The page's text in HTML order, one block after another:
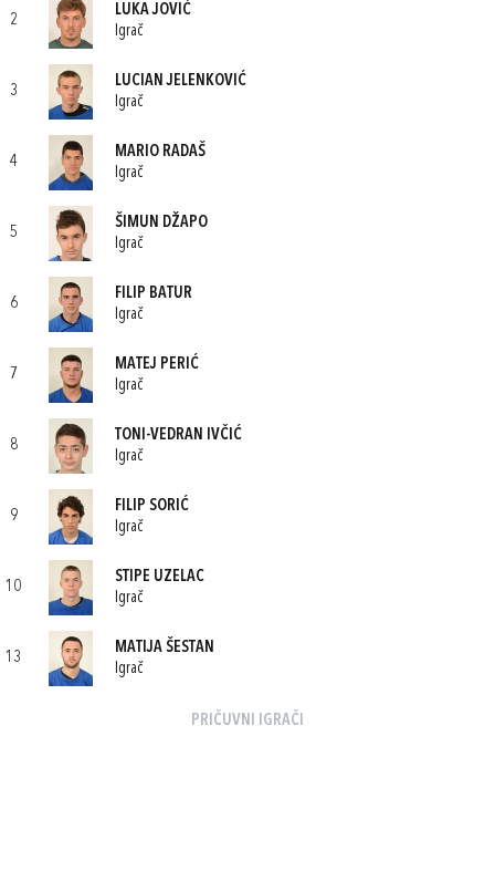
2
LUKA JOVIĆ
Igrač
3
LUCIAN JELENKOVIĆ
Igrač
4
MARIO RADAŠ
Igrač
5
ŠIMUN DŽAPO
Igrač
6
FILIP BATUR
Igrač
7
MATEJ PERIĆ
Igrač
8
TONI-VEDRAN IVČIĆ
Igrač
9
FILIP SORIĆ
Igrač
10
STIPE UZELAC
Igrač
13
MATIJA ŠESTAN
Igrač
PRIČUVNI IGRAČI